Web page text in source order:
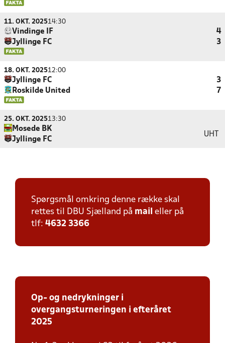
11. OKT. 202514:30
Vindinge IF
4
Jyllinge FC
3
18. OKT. 202512:00
Jyllinge FC
3
Roskilde United
7
25. OKT. 202513:30
Mosede BK
Jyllinge FC
UHT
Spørgsmål omkring denne række skal
rettes til DBU Sjælland på mail eller på
tlf: 4632 3366
Op- og nedrykninger i
overgangsturneringen i efteråret
2025